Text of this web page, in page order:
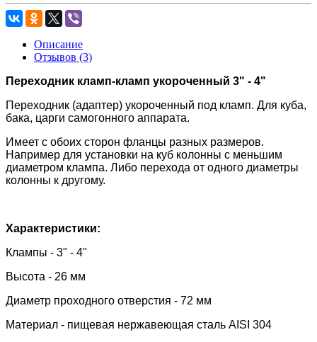
Описание
Отзывов (3)
Переходник кламп-кламп укороченный 3" - 4"
Переходник (адаптер) укороченный под кламп. Для куба,
бака, царги самогонного аппарата.
Имеет с обоих сторон фланцы разных размеров.
Например для установки на куб колонны с меньшим
диаметром клампа. Либо перехода от одного диаметры
колонны к другому.
Характеристики:
Клампы - 3" - 4"
Высота - 26 мм
Диаметр проходного отверстия - 72 мм
Материал - пищевая нержавеющая сталь AISI 304